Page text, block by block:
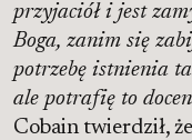
przyjaciół i jest
Boga, zanim się
potrzebę istnienia
ale potrafię to
Cobain twierdził,